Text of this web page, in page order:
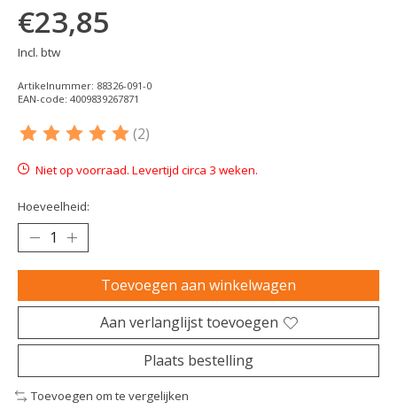
€23,85
Incl. btw
Artikelnummer: 88326-091-0
EAN-code: 4009839267871
De beoordeling van dit product is
(2)
Niet op voorraad. Levertijd circa 3 weken.
Hoeveelheid:
Toevoegen aan winkelwagen
Aan verlanglijst toevoegen
Plaats bestelling
Toevoegen om te vergelijken